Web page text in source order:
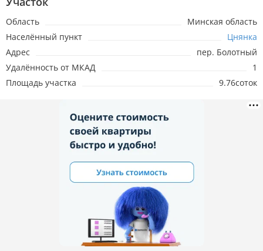
13.06.2026
3.06.2026
Область
Минская область
Населённый пункт
Цнянка
Адрес
пер. Болотный
Удалённость от МКАД
1
Площадь участка
9.76соток